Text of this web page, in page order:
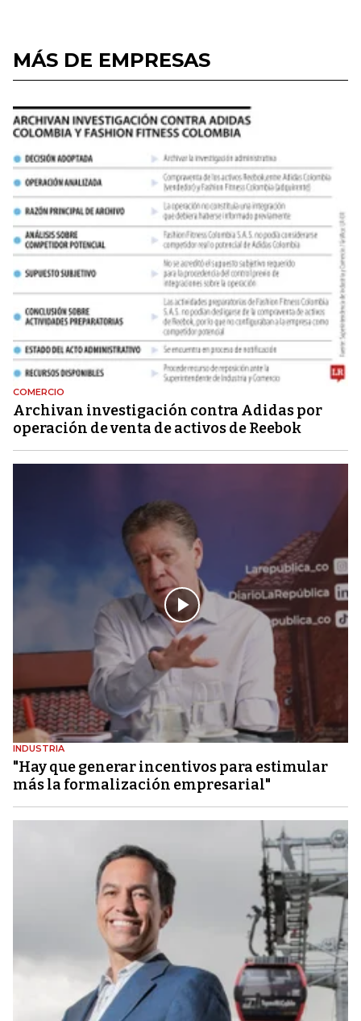
MÁS DE EMPRESAS
COMERCIO
Archivan investigación contra Adidas por
operación de venta de activos de Reebok
INDUSTRIA
"Hay que generar incentivos para estimular
más la formalización empresarial"